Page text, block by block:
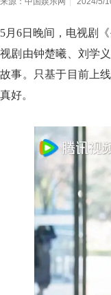
5月6日晚间，电视剧
视剧由钟楚曦、刘学
故事。只基于目前上
真好。